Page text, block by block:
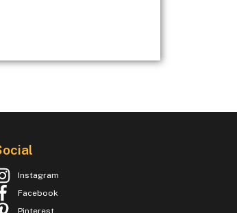
Instagram
Facebook
Pinterest